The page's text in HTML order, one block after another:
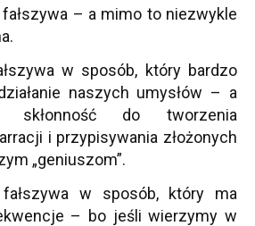
– a mimo to niezwykle
w sposób, który bardzo
naszych umysłów – a
skłonność do tworzenia
i przypisywania złożonych
„geniuszom”.
w sposób, który ma
– bo jeśli wierzymy w